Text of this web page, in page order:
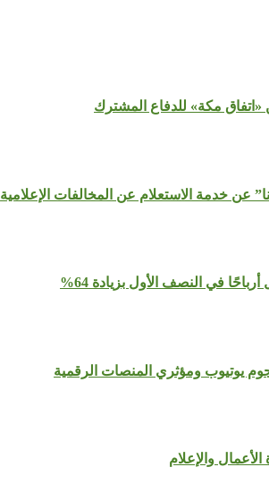
«اتفاق مكة» للدفاع المشترك
عن خدمة الاستعلام عن المخالفات الإعلامية
يوتيوب ومؤثري المنصات الرقمية